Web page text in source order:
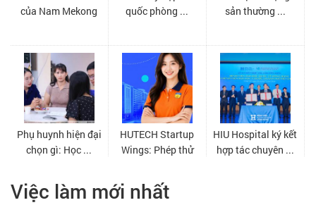
Việc làm mới nhất